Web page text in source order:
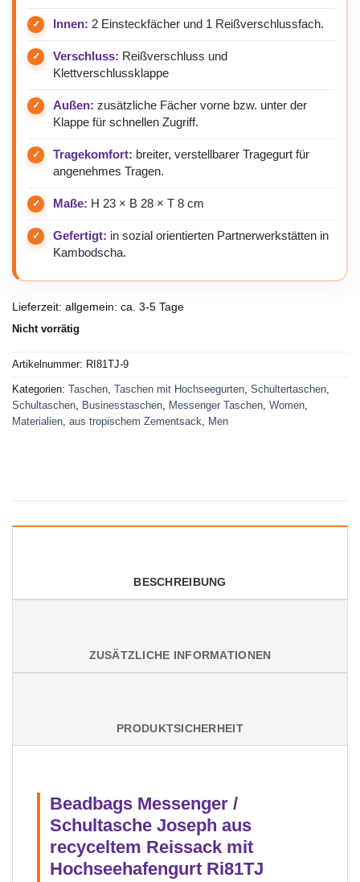
Innen: 2 Einsteckfächer und 1 Reißverschlussfach.
Verschluss: Reißverschluss und
Klettverschlussklappe
Außen: zusätzliche Fächer vorne bzw. unter der
Klappe für schnellen Zugriff.
Tragekomfort: breiter, verstellbarer Tragegurt für
angenehmes Tragen.
Maße: H 23 × B 28 × T 8 cm
Gefertigt: in sozial orientierten Partnerwerkstätten in
Kambodscha.
Lieferzeit: allgemein: ca. 3-5 Tage
Nicht vorrätig
Artikelnummer: RI81TJ-9
Kategorien: Taschen, Taschen mit Hochseegurten, Schultertaschen,
Schultaschen, Businesstaschen, Messenger Taschen, Women,
Materialien, aus tropischem Zementsack, Men
BESCHREIBUNG
ZUSÄTZLICHE INFORMATIONEN
PRODUKTSICHERHEIT
Beadbags Messenger /
Schultasche Joseph aus
recyceltem Reissack mit
Hochseehafengurt Ri81TJ